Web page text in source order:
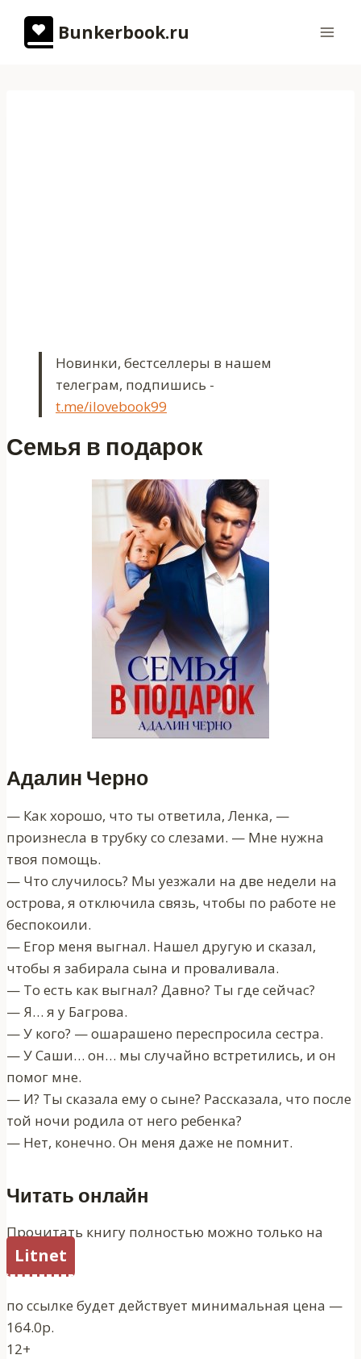
содержимому
Bunkerbook.ru
Новинки, бестселлеры в нашем
телеграм, подпишись -
t.me/ilovebook99
Семья в подарок
Адалин Черно
— Как хорошо, что ты ответила, Ленка, —
произнесла в трубку со слезами. — Мне нужна
твоя помощь.
— Что случилось? Мы уезжали на две недели на
острова, я отключила связь, чтобы по работе не
беспокоили.
— Егор меня выгнал. Нашел другую и сказал,
чтобы я забирала сына и проваливала.
— То есть как выгнал? Давно? Ты где сейчас?
— Я… я у Багрова.
— У кого? — ошарашено переспросила сестра.
— У Саши… он… мы случайно встретились, и он
помог мне.
— И? Ты сказала ему о сыне? Рассказала, что после
той ночи родила от него ребенка?
— Нет, конечно. Он меня даже не помнит.
Читать онлайн
Прочитать книгу полностью можно только на
Litnet
по ссылке будет действует минимальная цена —
164.0р.
12+